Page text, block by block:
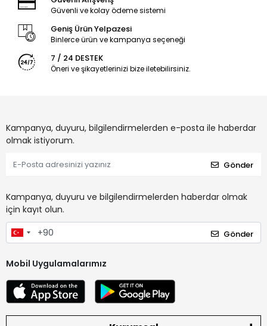
Güvenli ve kolay ödeme sistemi
Geniş Ürün Yelpazesi
Binlerce ürün ve kampanya seçeneği
7 / 24 DESTEK
Öneri ve şikayetlerinizi bize iletebilirsiniz.
Kampanya, duyuru, bilgilendirmelerden e-posta ile haberdar
olmak istiyorum.
Gönder
Kampanya, duyuru ve bilgilendirmelerden haberdar olmak
için kayıt olun.
Gönder
Mobil Uygulamalarımız